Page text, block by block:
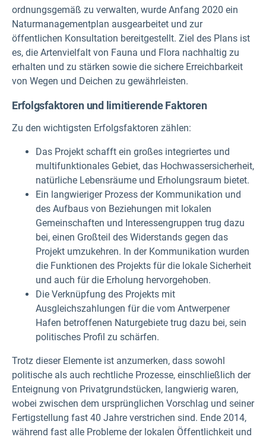
ordnungsgemäß zu verwalten, wurde Anfang 2020 ein
Naturmanagementplan ausgearbeitet und zur
öffentlichen Konsultation bereitgestellt. Ziel des Plans ist
es, die Artenvielfalt von Fauna und Flora nachhaltig zu
erhalten und zu stärken sowie die sichere Erreichbarkeit
von Wegen und Deichen zu gewährleisten.
Erfolgsfaktoren und limitierende Faktoren
Zu den wichtigsten Erfolgsfaktoren zählen:
Das Projekt schafft ein großes integriertes und
multifunktionales Gebiet, das Hochwassersicherheit,
natürliche Lebensräume und Erholungsraum bietet.
Ein langwieriger Prozess der Kommunikation und
des Aufbaus von Beziehungen mit lokalen
Gemeinschaften und Interessengruppen trug dazu
bei, einen Großteil des Widerstands gegen das
Projekt umzukehren. In der Kommunikation wurden
die Funktionen des Projekts für die lokale Sicherheit
und auch für die Erholung hervorgehoben.
Die Verknüpfung des Projekts mit
Ausgleichszahlungen für die vom Antwerpener
Hafen betroffenen Naturgebiete trug dazu bei, sein
politisches Profil zu schärfen.
Trotz dieser Elemente ist anzumerken, dass sowohl
politische als auch rechtliche Prozesse, einschließlich der
Enteignung von Privatgrundstücken, langwierig waren,
wobei zwischen dem ursprünglichen Vorschlag und seiner
Fertigstellung fast 40 Jahre verstrichen sind. Ende 2014,
während fast alle Probleme der lokalen Öffentlichkeit und